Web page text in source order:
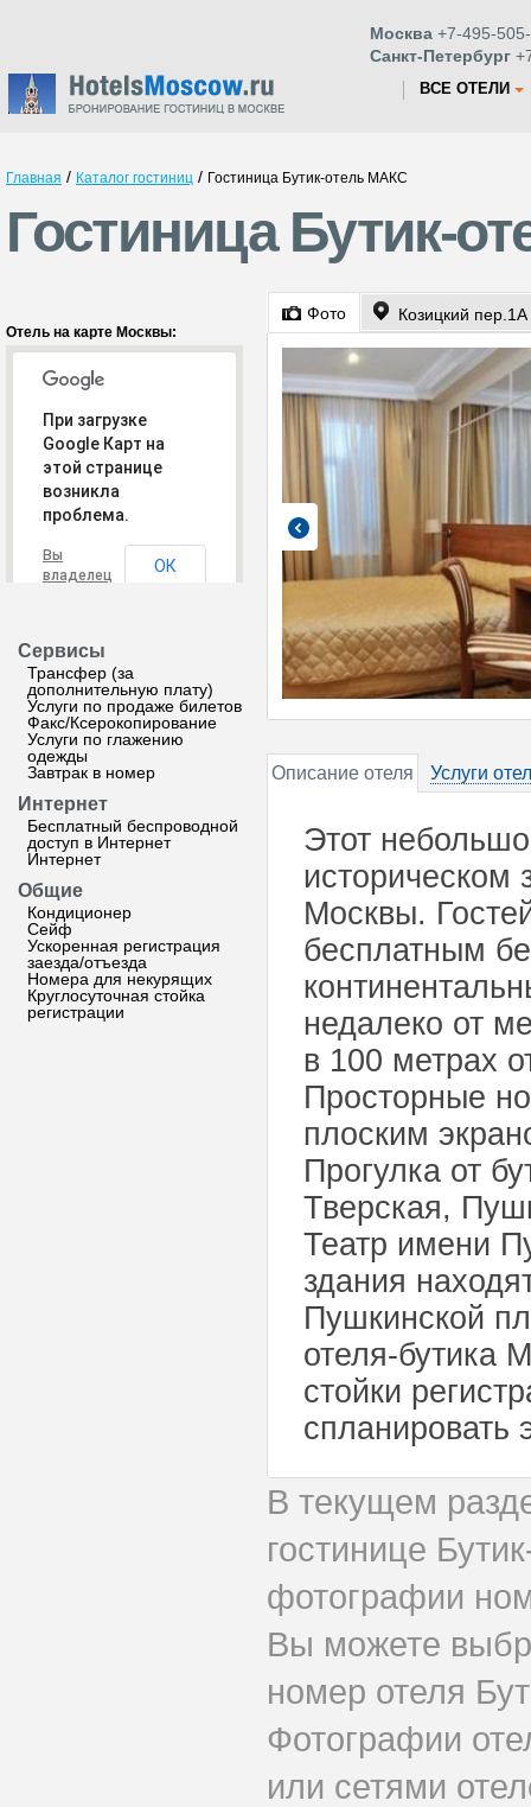
Москва +7-495-
Санкт-Петербург
ВСЕ ОТЕЛИ
Главная / Каталог гостиниц / Гостиница Бутик-отель МАКС
Гостиница Бутик-
Отель на карте Москвы:
При загрузке
Google Карт на
этой странице
возникла
проблема.
Вы
владелец
ОК
Сервисы
Трансфер (за
дополнительную плату)
Услуги по продаже билетов
Факс/Ксерокопирование
Услуги по глажению
одежды
Завтрак в номер
Интернет
Бесплатный беспроводной
доступ в Интернет
Интернет
Общие
Кондиционер
Сейф
Ускоренная регистрация
заезда/отъезда
Номера для некурящих
Круглосуточная стойка
регистрации
Фото Козицкий пер.1А
Описание отеля Услуги
Этот
историческом
Москвы.
бесплатным
недалеко от
в 100 метрах
Просторные
плоским
Прогулка от
Тверская,
Театр имени
здания
Пушкинской
отеля-бутика
стойки
спланировать
В текущем
гостинице
фотографии
Вы можете
номер отеля
Фотографии
или сетями